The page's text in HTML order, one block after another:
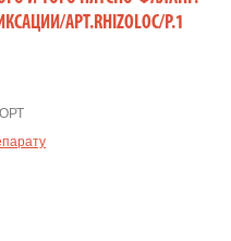
АРТ.RHIZOLOC/Р.1